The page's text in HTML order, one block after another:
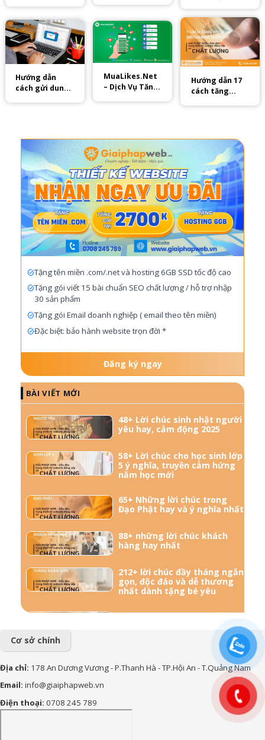
Website Của
Bạn
nhất 2025
Hướng dẫn
cách gửi dung
MuaLikes.Net
– Dịch Vụ Tăng
Hướng dẫn 17
cách tăng
Tặng tên miền .com/.net và hosting 6GB SSD tốc độ cao
Tặng gói viết 15 bài chuẩn SEO chất lượng / hỗ trợ nhập
30 sản phẩm
Tặng gói Email doanh nghiệp ( email theo tên miền)
Đặc biệt: bảo hành website trọn đời *
Đăng ký ngay
BÀI VIẾT MỚI
48+ Lời chúc sinh nhật người
yêu hay, cảm động 2025
58+ Lời chúc cho học sinh lớp
5 ý nghĩa, truyền cảm hứng
năm học mới
65+ Những lời chúc trong
Đạo Phật hay và ý nghĩa nhất
88+ những lời chúc khách
hàng hay nhất
212+ lời chúc đầy tháng ngắn
gọn, độc đáo và dễ thương
nhất dành tặng bé yêu
57+ Những lời chúc bà bầu
thuận lợi hay và ý nghĩa nhất
85+ Lời chúc sinh nhật theo
Phật Giáo hay, bình an và ý
Cơ sở chính
Địa chỉ: 178 An Dương Vương - P.Thanh Hà - TP.Hội An - T.Quảng Nam
Email: info@giaiphapweb.vn
Điện thoại: 0708 245 789